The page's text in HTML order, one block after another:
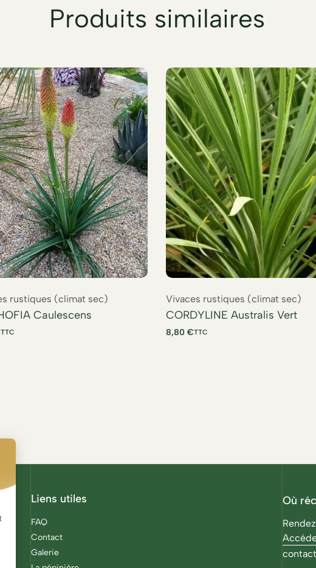
Produits similaires
rustiques (climat sec)
Caulescens
TTC
Vivaces rustiques (climat sec)
CORDYLINE Australis Vert
8,80 €TTC
Liens utiles
FAQ
Contact
Galerie
Où